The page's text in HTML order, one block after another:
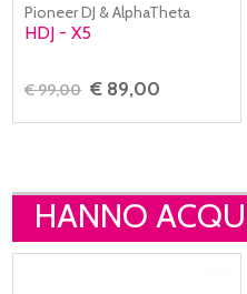
Pioneer DJ & AlphaTheta
HDJ - X5
€ 99,00 € 89,00
HANNO